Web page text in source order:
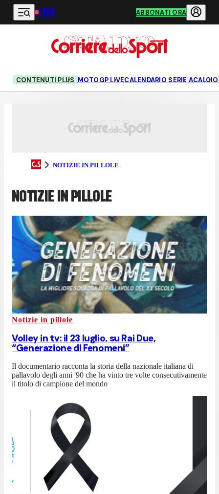
Vai al contenuto principale
LIVE ABBONATI ORA
CONTENUTI PLUS MOTOGP LIVECALENDARIO SERIE ACALCIO
NOTIZIE IN PILLOLE
NOTIZIE IN PILLOLE
Notizie in pillole
Volley in tv: il 23 luglio, su Rai Due,
“Generazione di Fenomeni”
Il documentario racconta la storia della nazionale italiana di
pallavolo degli anni '90 che ha vinto tre volte consecutivamente
il titolo di campione del mondo